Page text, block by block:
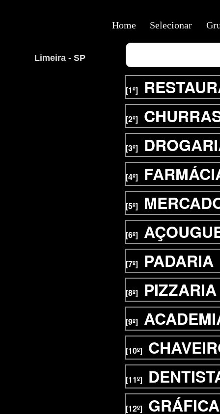
Limeira - SP
[1º]
[2º]
[3º]
[4º]
[5º]
[6º]
[7º] PADARIA
[8º] PIZZARIA
[9º]
[10º]
[11º]
[12º] GRÁFICA
Home Selecionar